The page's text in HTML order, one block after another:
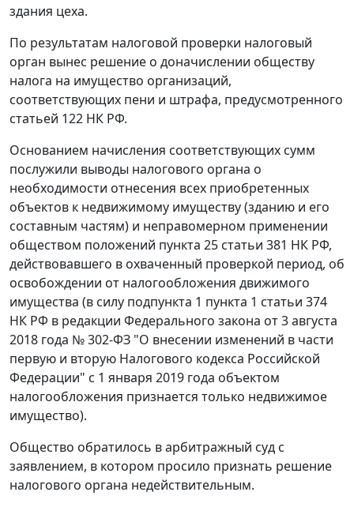
здания цеха.
По результатам налоговой проверки налоговый
орган вынес решение о доначислении обществу
налога на имущество организаций,
соответствующих пени и штрафа, предусмотренного
статьей 122 НК РФ.
Основанием начисления соответствующих сумм
послужили выводы налогового органа о
необходимости отнесения всех приобретенных
объектов к недвижимому имуществу (зданию и его
составным частям) и неправомерном применении
обществом положений пункта 25 статьи 381 НК РФ,
действовавшего в охваченный проверкой период, об
освобождении от налогообложения движимого
имущества (в силу подпункта 1 пункта 1 статьи 374
НК РФ в редакции Федерального закона от 3 августа
2018 года № 302-ФЗ "О внесении изменений в части
первую и вторую Налогового кодекса Российской
Федерации" с 1 января 2019 года объектом
налогообложения признается только недвижимое
имущество).
Общество обратилось в арбитражный суд с
заявлением, в котором просило признать решение
налогового органа недействительным.